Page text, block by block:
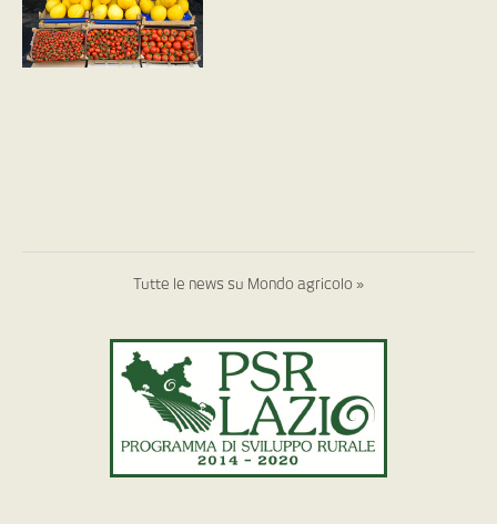
Tutte le news su Mondo agricolo »